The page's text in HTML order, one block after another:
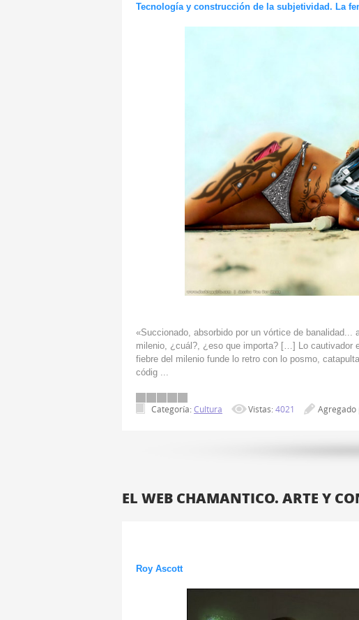
Tecnología y construcción de la subjetividad. La
«Succionado, absorbido por un vórtice de
milenio, ¿cuál?, ¿eso que importa? […] Lo cautivador
fiebre del milenio funde lo retro con lo posmo,
códig
Categoría: Cultura Vistas: 4021 Agregado
EL WEB CHAMANTICO. ARTE Y
Roy Ascott